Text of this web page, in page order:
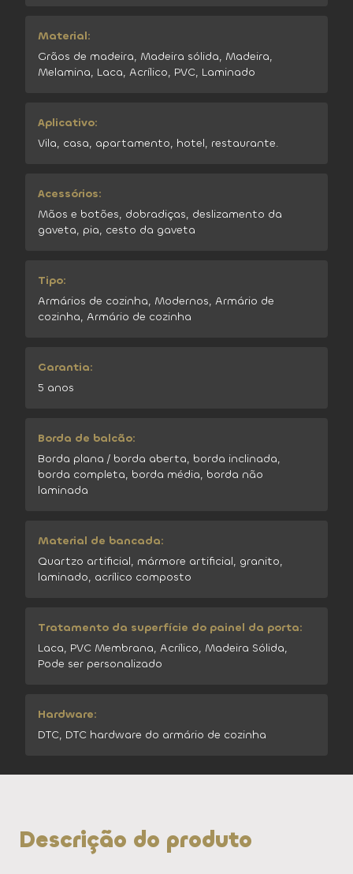
Material:
Grãos de madeira, Madeira sólida, Madeira,
Melamina, Laca, Acrílico, PVC, Laminado
Aplicativo:
Vila, casa, apartamento, hotel, restaurante.
Acessórios:
Mãos e botões, dobradiças, deslizamento da
gaveta, pia, cesto da gaveta
Tipo:
Armários de cozinha, Modernos, Armário de
cozinha, Armário de cozinha
Garantia:
5 anos
Borda de balcão:
Borda plana / borda aberta, borda inclinada,
borda completa, borda média, borda não
laminada
Material de bancada:
Quartzo artificial, mármore artificial, granito,
laminado, acrílico composto
Tratamento da superfície do painel da porta:
Laca, PVC Membrana, Acrílico, Madeira Sólida,
Pode ser personalizado
Hardware:
DTC, DTC hardware do armário de cozinha
Descrição do produto